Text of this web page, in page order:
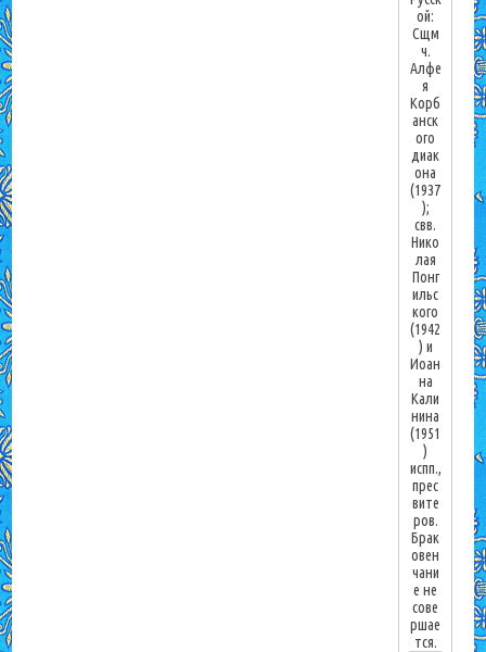
ой:
Сщм
ч.
Алфе
я
Корб
анск
ого
диак
она
(1937
);
свв.
Нико
лая
Понг
ильс
кого
(1942
) и
Иоан
на
Кали
нина
(1951
)
испп.,
прес
вите
ров.
Брак
овен
чани
е не
сове
ршае
тся.